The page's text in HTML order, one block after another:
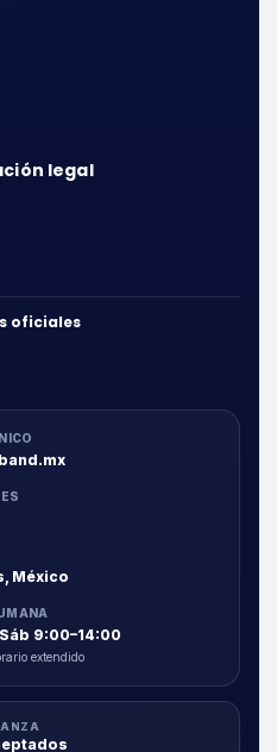
legal
oficiales
México
9:00–14:00
extendido